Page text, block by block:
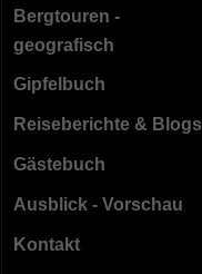
Bergtouren -
geografisch
Gipfelbuch
Reiseberichte & Blogs
Gästebuch
Ausblick - Vorschau
Kontakt